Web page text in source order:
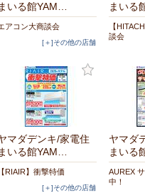
まいる館YAM…
アコン大商談会
[＋]その他の店舗
まいる
【
談会
マダデンキ/家電住
まいる館YAM…
【RIAIR】衝撃特価
[＋]その他の店舗
ヤマダ
まいる
AUREX
中！